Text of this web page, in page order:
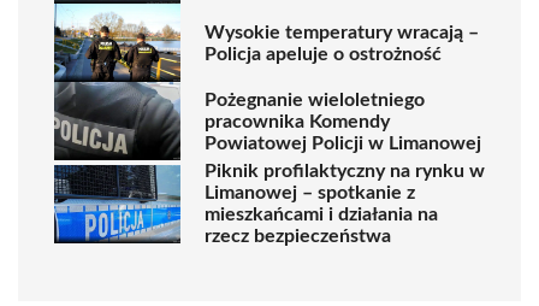
Wysokie temperatury wracają –
Policja apeluje o ostrożność
Pożegnanie wieloletniego
pracownika Komendy
Powiatowej Policji w Limanowej
Piknik profilaktyczny na rynku w
Limanowej – spotkanie z
mieszkańcami i działania na
rzecz bezpieczeństwa